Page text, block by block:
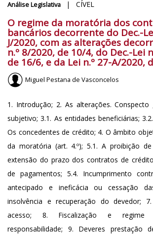
Análise Legislativa | CÍVEL
O regime da moratória dos
bancários decorrente do Dec.-
J/2020, com as alterações
n.º 8/2020, de 10/4, do Dec.-Lei
de 16/6, e da Lei n.º 27-A/2020,
Miguel Pestana de Vasconcelos
1. Introdução; 2. As alterações.
subjetivo; 3.1. As entidades beneficiárias;
Os concedentes de crédito; 4. O âmbito
da moratória (art. 4.º); 5.1. A proibição
extensão do prazo dos contratos de
de pagamentos; 5.4. Incumprimento
antecipado e ineficácia ou cessação
insolvência e recuperação do devedor;
acesso; 8. Fiscalização e regime
responsabilidade; 9. Deveres prestação